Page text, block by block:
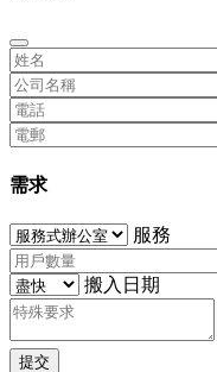
需求
服務
搬入日期
提交